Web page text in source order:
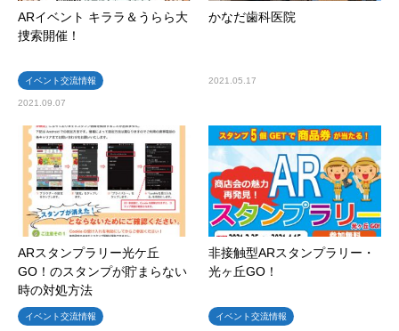
ARイベント キララ＆うらら大
捜索開催！
イベント交流情報
2021.09.07
かなだ歯科医院
2021.05.17
ARスタンプラリー光ケ丘
GO！のスタンプが貯まらない
時の対処方法
イベント交流情報
非接触型ARスタンプラリー・
光ヶ丘GO！
イベント交流情報